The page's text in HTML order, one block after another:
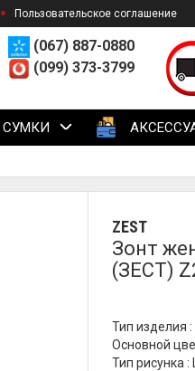
Пользовательское соглашение
(067) 887-0880
(099) 373-3799
СУМКИ
ZEST
Зонт
(ЗЕСТ)
Тип изделия
Основной
Тип рисунка :